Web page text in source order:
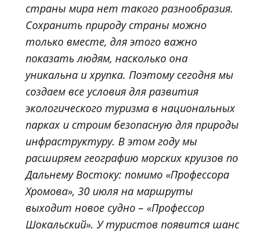
страны мира нет такого разнообразия.
Сохранить природу страны можно
только вместе, для этого важно
показать людям, насколько она
уникальна и хрупка. Поэтому сегодня мы
создаем все условия для развития
экологического туризма в национальных
парках и строим безопасную для природы
инфраструктуру. В этом году мы
расширяем географию морских круизов по
Дальнему Востоку: помимо «Профессора
Хромова», 30 июля на маршруты
выходит новое судно – «Профессор
Шокальский». У туристов появится шанс